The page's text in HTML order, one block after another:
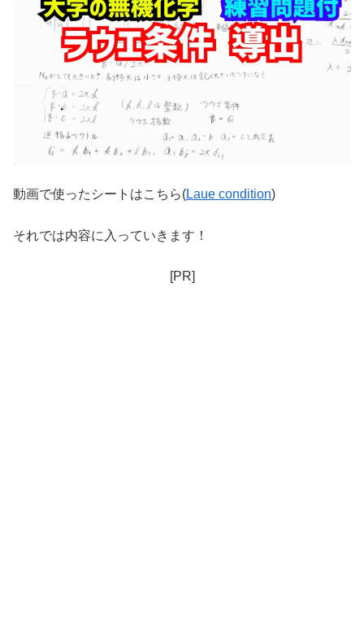
動画で使ったシートはこちら(Laue condition)
それでは内容に入っていきます！
[PR]